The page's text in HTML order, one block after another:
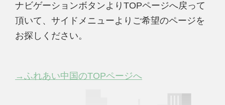
ナビゲーションボタンよりTOPページへ戻って
頂いて、サイドメニューよりご希望のページを
お探しください。
→ふれあい中国のTOPページへ